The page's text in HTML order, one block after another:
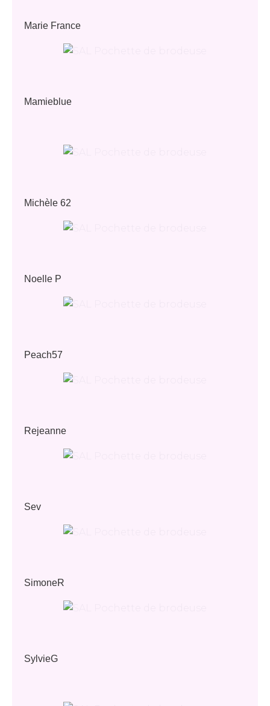
Marie France
Mamieblue
Michèle 62
Noelle P
Peach57
Rejeanne
Sev
SimoneR
SylvieG